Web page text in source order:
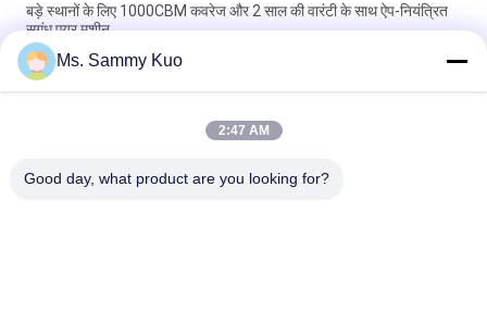
बड़े स्थानों के लिए 1000CBM कवरेज और 2 साल की वारंटी के साथ ऐप-नियंत्रित
सुगंध एयर मशीन
ऐप-नियंत्रित सुगंध एयर मशीन, 500CBM कवरेज और व्यावसायिक उपयोग के लिए
टिकाऊ धातु शेल के साथ
वाईफाई 4जी ऐप नियंत्रण 150ml क्षमता मूक संचालन सुगंध एयर मशीन वाणिज्यिक
Ms. Sammy Kuo
2:47 AM
Good day, what product are you looking for?